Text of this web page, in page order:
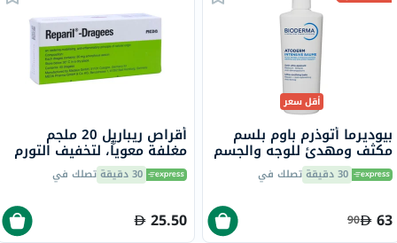
أقل سعر
بيوديرما أتوذرم باوم بلسم
مكثف ومهدئ للوجه والجسم
500 مل 30 دقيقة تصلك في
63
90
أقراص ريباريِل 20 ملجم
مغلفة معوياً، لتخفيف التورم
والاحتباس، 40 قطعة
30 دقيقة تصلك في
25.50